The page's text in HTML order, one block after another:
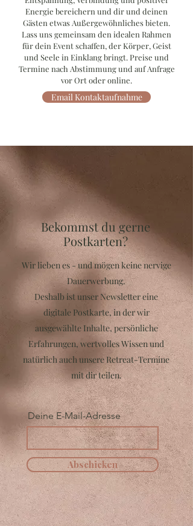
Energie bereichern und dir und deinen
Gästen etwas Außergewöhnliches bieten.
Lass uns gemeinsam den idealen Rahmen
für dein Event schaffen, der Körper, Geist
und Seele in Einklang bringt. Preise und
Termine nach Abstimmung und auf Anfrage
vor Ort oder online.
Email Kontaktaufnahme
Bekommst du gerne
Postkarten?
Wir lieben es - und mögen keine nervige
Dauerwerbung.
Deshalb ist unser Newsletter eine
digitale Postkarte, in der wir
ausgewählte Inhalte, persönliche
Erfahrungen, wertvolles Wissen und
natürlich auch unsere Retreat-Termine
mit dir teilen.
Deine E-Mail-Adresse
Abschicken